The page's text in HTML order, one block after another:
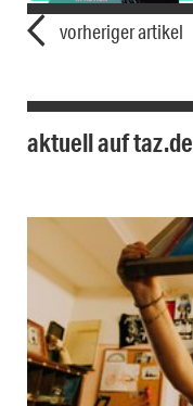
vorheriger artikel
aktuell auf taz.de